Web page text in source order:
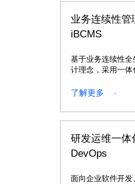
业务连续性管
iBCMS
基于业务连续性
计理念，采用一
了解更多
研发运维一体
DevOps
面向企业软件开